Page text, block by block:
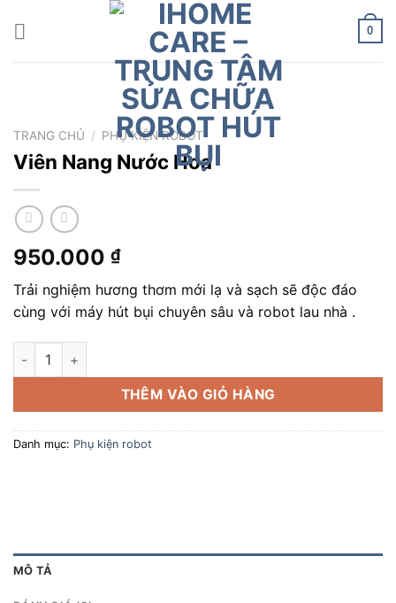
0
TRANG CHỦ / PHỤ KIỆN ROBOT
Viên Nang Nước Hoa
950.000 ₫
Trải nghiệm hương thơm mới lạ và sạch sẽ độc đáo
cùng với máy hút bụi chuyên sâu và robot lau nhà .
Viên Nang Nước Hoa số lượng
THÊM VÀO GIỎ HÀNG
Danh mục: Phụ kiện robot
MÔ TẢ